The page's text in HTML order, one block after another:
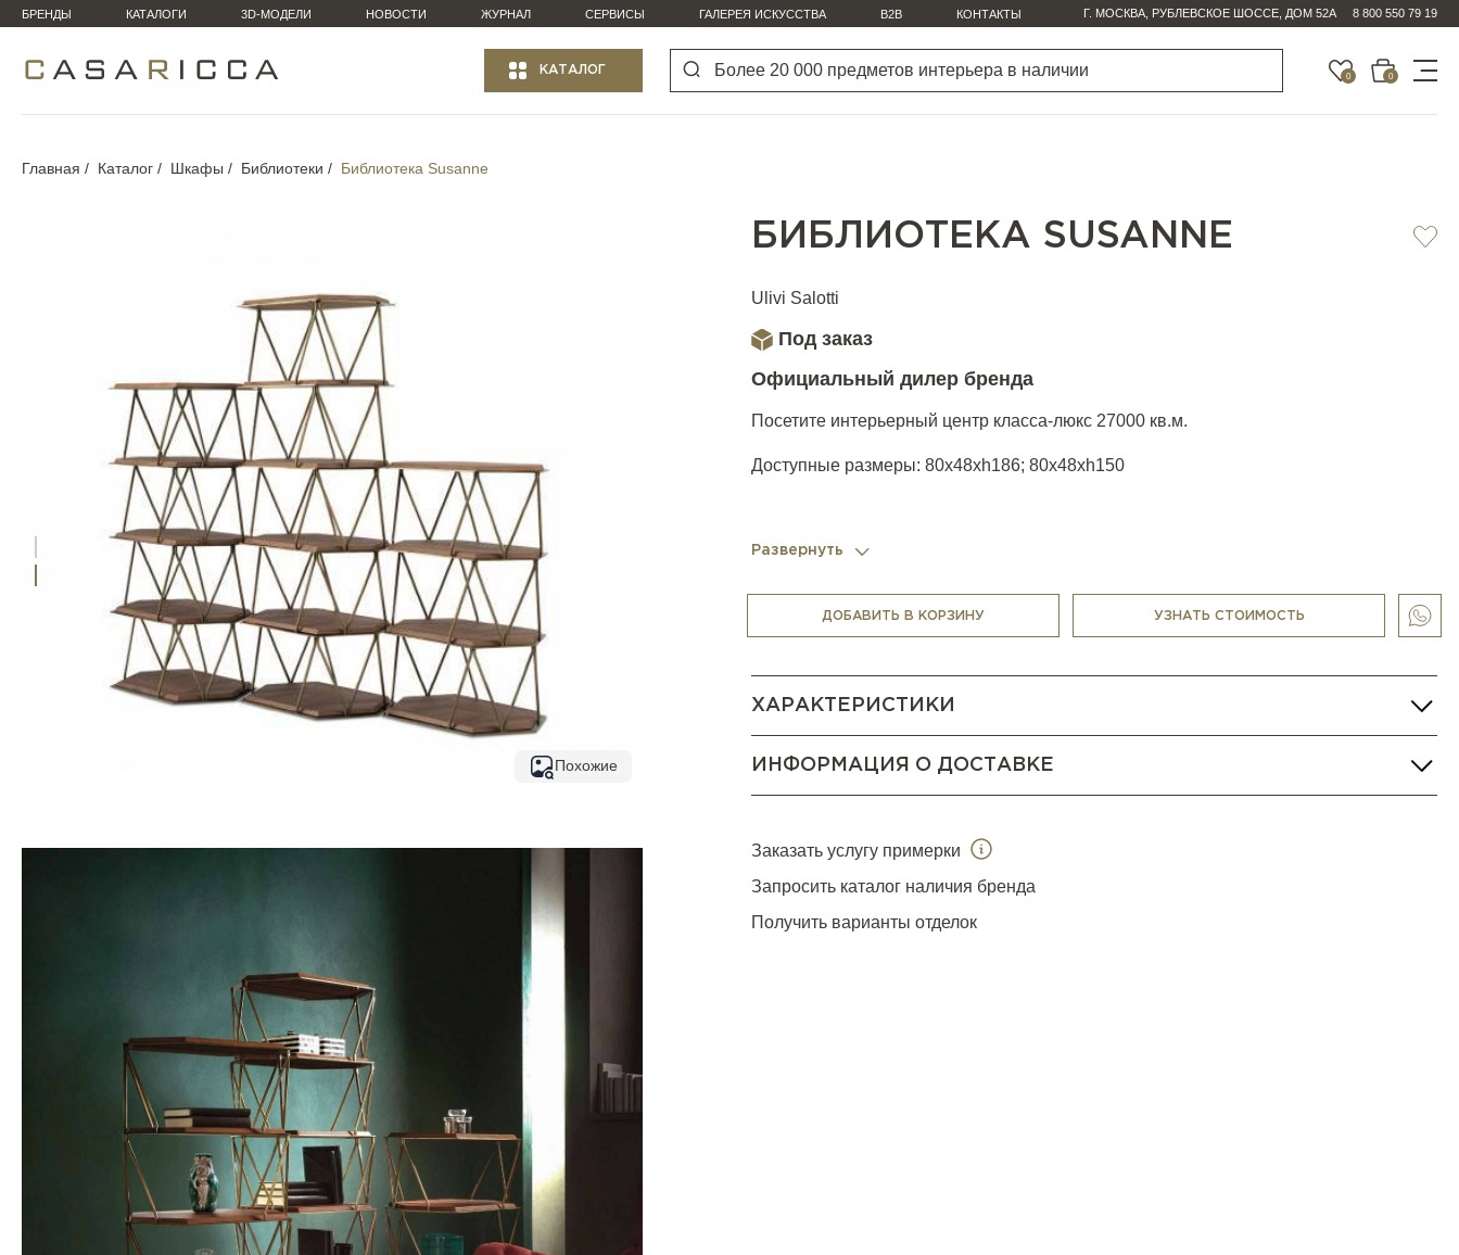
БРЕНДЫ КАТАЛОГИ 3D-МОДЕЛИ НОВОСТИ ЖУРНАЛ СЕРВИСЫ ГАЛЕРЕЯ ИСКУССТВА B2B КОНТАКТЫ Г. МОСКВА, РУБЛЕВСКОЕ ШОССЕ, ДОМ 52А 8 800 550 79 19
КАТАЛОГ 0 0
Главная Каталог Шкафы Библиотеки Библиотека Susanne
Похожие
БИБЛИОТЕКА SUSANNE
Ulivi Salotti
Под заказ
Официальный дилер бренда
Посетите интерьерный центр класса-люкс 27000 кв.м.
Доступные размеры: 80x48xh186; 80x48xh150
Развернуть
ДОБАВИТЬ В КОРЗИНУ УЗНАТЬ СТОИМОСТЬ
ХАРАКТЕРИСТИКИ
ИНФОРМАЦИЯ О ДОСТАВКЕ
Заказать услугу примерки
Запросить каталог наличия бренда
Получить варианты отделок